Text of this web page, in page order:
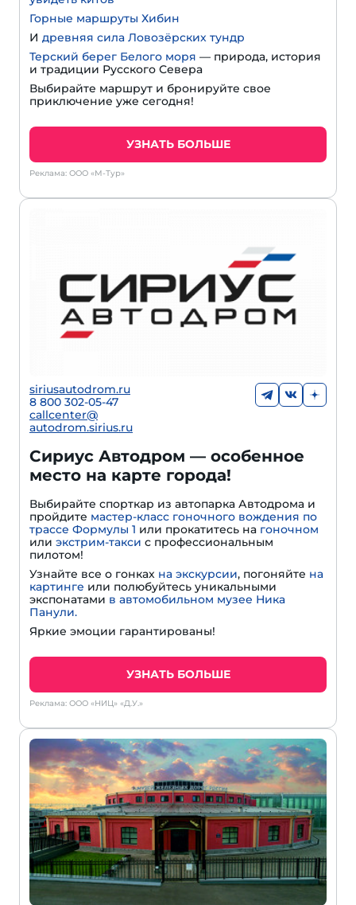
Горные маршруты Хибин
И древняя сила Ловозёрских тундр
Терский берег Белого моря — природа, история
и традиции Русского Севера
Выбирайте маршрут и бронируйте свое
приключение уже сегодня!
УЗНАТЬ БОЛЬШЕ
Реклама: ООО «М-Тур»
siriusautodrom.ru
8 800 302-05-47
callcenter@
autodrom.sirius.ru
Сириус Автодром — особенное
место на карте города!
Выбирайте спорткар из автопарка Автодрома и
пройдите мастер-класс гоночного вождения по
трассе Формулы 1 или прокатитесь на гоночном
или экстрим-такси с профессиональным
пилотом!
Узнайте все о гонках на экскурсии, погоняйте на
картинге или полюбуйтесь уникальными
экспонатами в автомобильном музее Ника
Панули.
Яркие эмоции гарантированы!
УЗНАТЬ БОЛЬШЕ
Реклама: ООО «НИЦ» «Д.У.»